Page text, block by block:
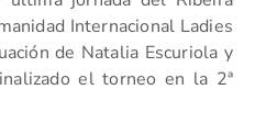
Internacional Ladies
de Natalia Escuriola y
el torneo en la 2ª